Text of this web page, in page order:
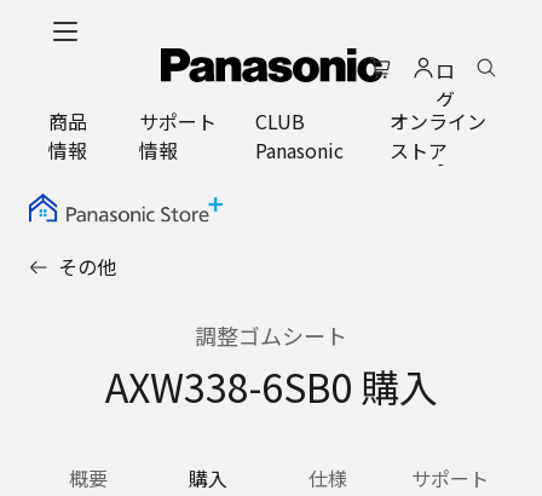
ロ
グ
イ
ン
商品
情報
サポート
情報
CLUB
Panasonic
オンライン
ストア
その他
調整ゴムシート
AXW338-6SB0 購入
概要 購入 仕様 サポート